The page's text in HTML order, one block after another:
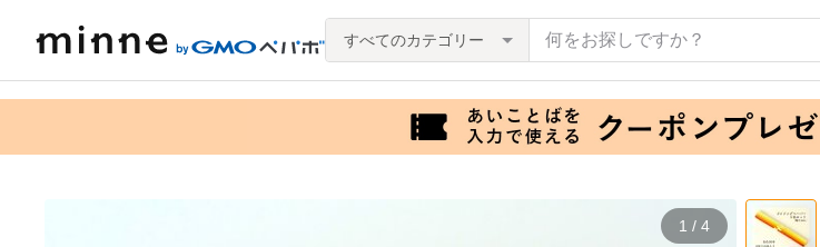
すべてのカテゴリー
1 / 4